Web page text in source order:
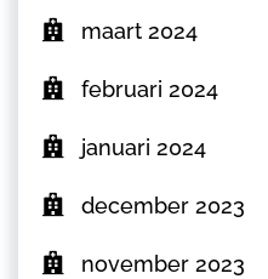
maart 2024
februari 2024
januari 2024
december 2023
november 2023